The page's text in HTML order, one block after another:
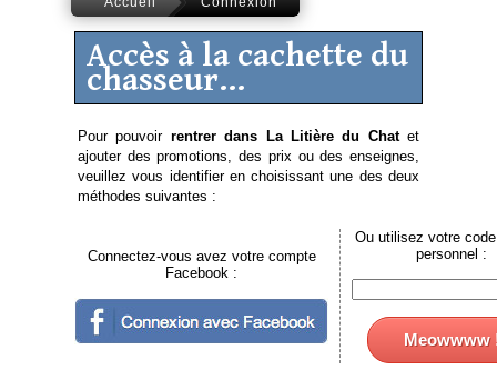
Accès à la cachette du
chasseur...
Pour pouvoir rentrer dans La Litière du Chatet
ajouter des promotions, des prix ou des enseignes,
veuillez vous identifier en choisissant une des deux
méthodes suivantes :
Connectez-vous avez votre compte
Facebook :
Ou utilisez votre
personnel :
Meowwww